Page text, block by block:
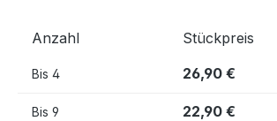
Anzahl Stückpreis
Bis 4 26,90 €
Bis 9 22,90 €